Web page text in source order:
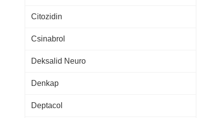
Citozidin
Csinabrol
Deksalid Neuro
Denkap
Deptacol